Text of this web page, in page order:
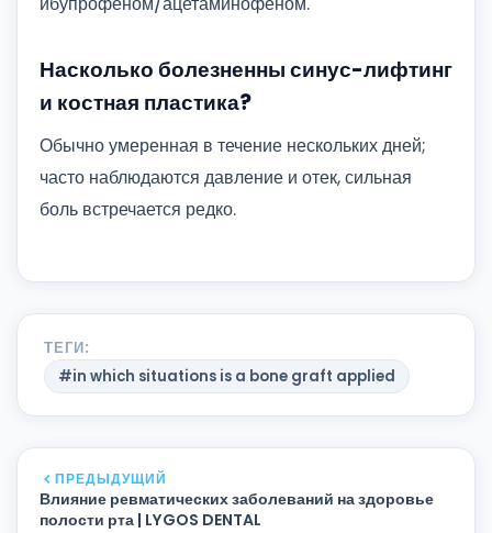
Насколько болезненны синус-лифтинг
и костная пластика?
Обычно умеренная в течение нескольких дней;
часто наблюдаются давление и отек, сильная
боль встречается редко.
ТЕГИ:
#in which situations is a bone graft applied
ПРЕДЫДУЩИЙ
Влияние ревматических заболеваний на здоровье
полости рта | LYGOS DENTAL